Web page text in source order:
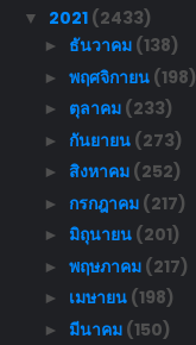
▼ 2021 (2433)
► ธันวาคม (138)
► พฤศจิกายน (198)
► ตุลาคม (233)
► กันยายน (273)
► สิงหาคม (252)
► กรกฎาคม (217)
► มิถุนายน (201)
► พฤษภาคม (217)
► เมษายน (198)
► มีนาคม (150)